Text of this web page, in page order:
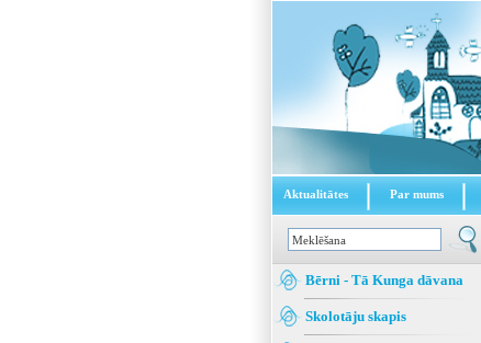
Aktualitātes Par mums
Bērni - Tā Kunga dāvana
Skolotāju skapis